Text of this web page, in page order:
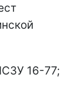
16-77;